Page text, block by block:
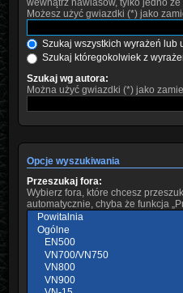
wewnątrz nawiasów, tylko jedno ze
Możesz użyć gwiazdki (*) jako
Szukaj wszystkich wyrażeń lub
Szukaj któregokolwiek z
Szukaj wg autora:
Można użyć gwiazdki (*) jako
Opcje wyszukiwania
Przeszukaj fora:
Wybierz fora, które chcesz
automatycznie, chyba że funkcja